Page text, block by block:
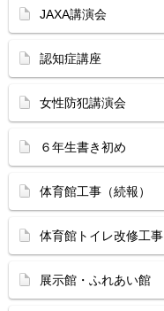
JAXA講演会
認知症講座
女性防犯講演会
６年生書き初め
体育館工事（続報）
体育館トイレ改修工事
展示館・ふれあい館